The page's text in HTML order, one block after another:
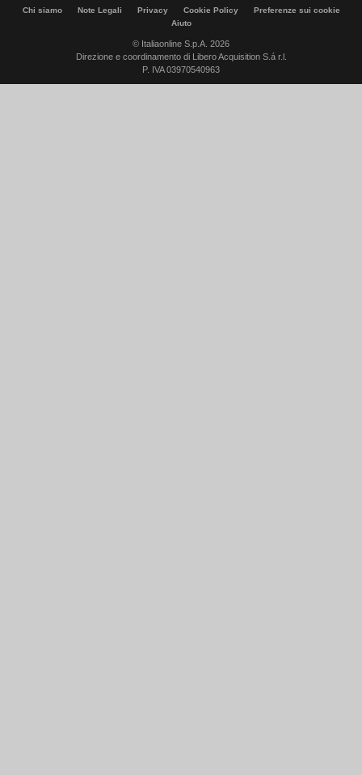
Chi siamo Note Legali Privacy Cookie Policy
Preferenze sui cookie
Aiuto
© Italiaonline S.p.A. 2026
Direzione e coordinamento di Libero Acquisition S.á r.l.
P. IVA 03970540963